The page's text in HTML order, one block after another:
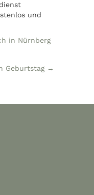
und
in Nürnberg
Geburtstag →